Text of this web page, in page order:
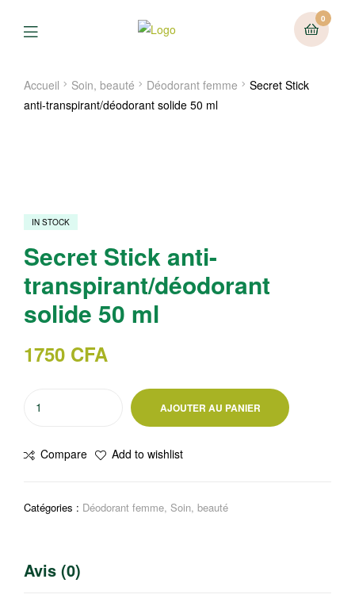
0
Menu
Accueil Soin, beauté Déodorant femme
Secret Stick
anti-transpirant/déodorant solide 50 ml
IN STOCK
Secret Stick anti-
transpirant/déodorant
solide 50 ml
1750 CFA
Stick
solide
AJOUTER AU PANIER
Compare Add to wishlist
Catégories : Déodorant femme, Soin, beauté
Avis (0)